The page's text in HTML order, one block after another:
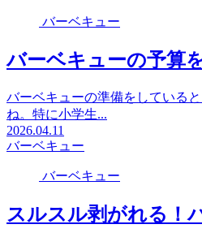
バーベキュー
バーベキューの予算
バーベキューの準備をしている
ね。特に小学生...
2026.04.11
バーベキュー
バーベキュー
スルスル剥がれる！